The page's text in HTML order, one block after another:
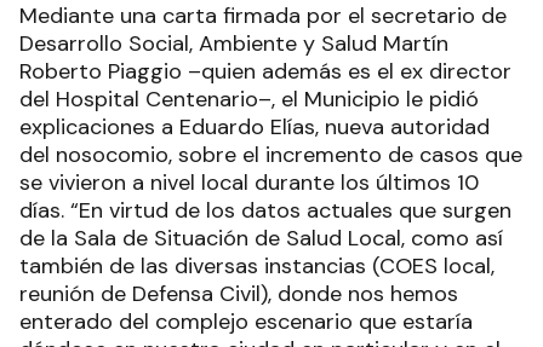
Mediante una carta firmada por el secretario de
Desarrollo Social, Ambiente y Salud Martín
Roberto Piaggio –quien además es el ex director
del Hospital Centenario–, el Municipio le pidió
explicaciones a Eduardo Elías, nueva autoridad
del nosocomio, sobre el incremento de casos que
se vivieron a nivel local durante los últimos 10
días. “En virtud de los datos actuales que surgen
de la Sala de Situación de Salud Local, como así
también de las diversas instancias (COES local,
reunión de Defensa Civil), donde nos hemos
enterado del complejo escenario que estaría